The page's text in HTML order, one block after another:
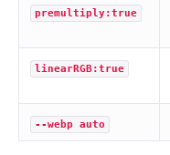
premultiply:true
linearRGB:true
--webp auto